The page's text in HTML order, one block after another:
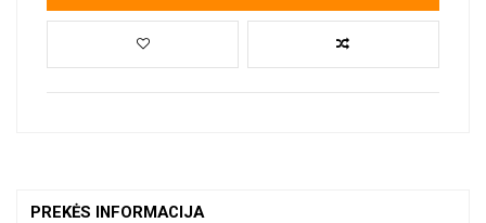
PREKĖS INFORMACIJA